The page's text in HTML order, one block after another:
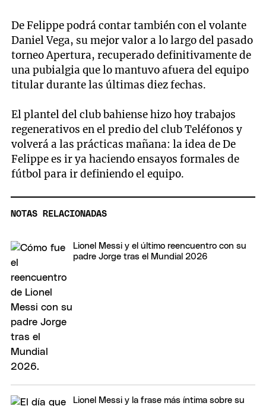
De Felippe podrá contar también con el volante
Daniel Vega, su mejor valor a lo largo del pasado
torneo Apertura, recuperado definitivamente de
una pubialgia que lo mantuvo afuera del equipo
titular durante las últimas diez fechas.
El plantel del club bahiense hizo hoy trabajos
regenerativos en el predio del club Teléfonos y
volverá a las prácticas mañana: la idea de De
Felippe es ir ya haciendo ensayos formales de
fútbol para ir definiendo el equipo.
NOTAS RELACIONADAS
Lionel Messi y el último reencuentro con su
padre Jorge tras el Mundial 2026
Lionel Messi y la frase más íntima sobre su